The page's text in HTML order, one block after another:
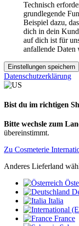
Technisch
grundlegende
Beispiel dazu,
dich in dein
auf dich ist für
anfallende Daten
Einstellungen speichern
Datenschutzerklärung
Bist du im richtigen
Bitte wechsle zum
übereinstimmt.
Zu Cosmeterie
Anderes Lieferland
Italia
France